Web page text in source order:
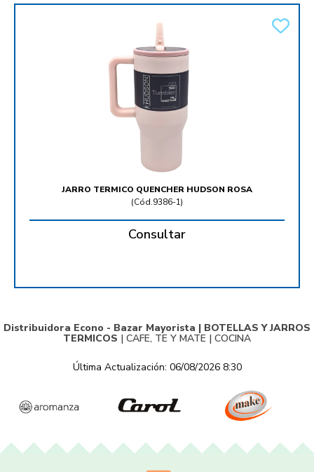
JARRO TERMICO QUENCHER HUDSON ROSA
(Cód.9386-1)
Consultar
Distribuidora Econo - Bazar Mayorista | BOTELLAS Y JARROS
TERMICOS | CAFE, TE Y MATE | COCINA
Última Actualización: 06/08/2026 8:30